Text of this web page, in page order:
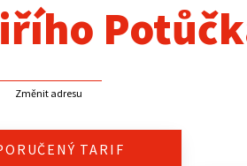
Změnit adresu
TARIF